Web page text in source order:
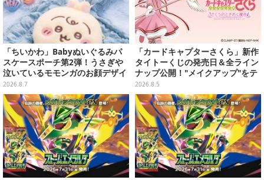
「ちいかわ」Babyぬいぐるみパ
スケースポーチ第2弾！うさぎや
泣いているモモンガのお顔デザイ
ン全4種が8月下旬プライズ展開
2026.8.7
「カードキャプターさくら」新作
タイトーくじの発売日＆全ライン
ナップ公開！"メイクアップ"をテ
ーマに、日常でも使いたくなるア
イテムがズラリ
2026.8.5